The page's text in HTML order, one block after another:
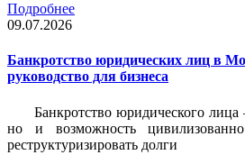
Подробнее
09.07.2026
Банкротство юридических лиц в
руководство для бизнеса
Банкротство юридического
но и возможность
реструктуризировать долги